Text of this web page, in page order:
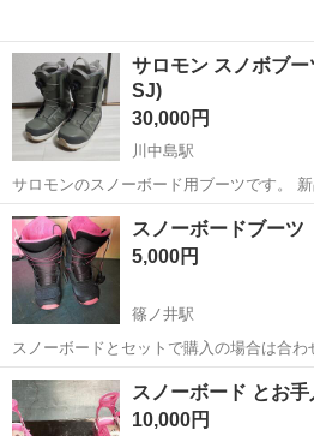
サロモン スノボブ
SJ)
30,000円
川中島駅
サロモンのスノーボード用ブーツです。 新
しで使用しましたが、私にはサイズ
出品します。 ​【状態について】 1回しか履いていないので、ソールの
減りや目立つ汚れもな...
長野 長野市 川中島駅 スノーボ
スノーボードブーツ
5,000円
篠ノ井駅
スノーボードとセットで購入の場合は合わ
きます。 8年ほど前に購入したスノーボードブーツです。 【サイズ】
23.5センチ usedの為、全体的に使用感が
に擦れあり)...
長野 長野市 篠ノ井駅 スノーボ
スノーボード とお手
10,000円